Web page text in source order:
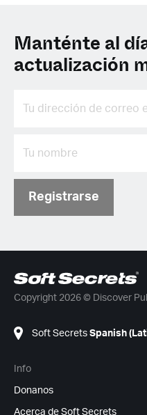
Manténte al
actualización
Registrarse
Copyright 2026 © Discover
Soft Secrets Spanish
Info
Donanos
Acerca de Soft Secrets